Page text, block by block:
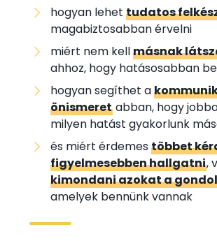
hogyan lehet tudatos
magabiztosabban érvelni
miért nem kellmásnak
ahhoz, hogy hatásosabban
hogyan segíthet a
önismeretabban, hogy
milyen hatást gyakorlunk
és miért érdemestöbbet
figyelmesebben hallgatni,
kimondani azokat a
amelyek bennünk vannak